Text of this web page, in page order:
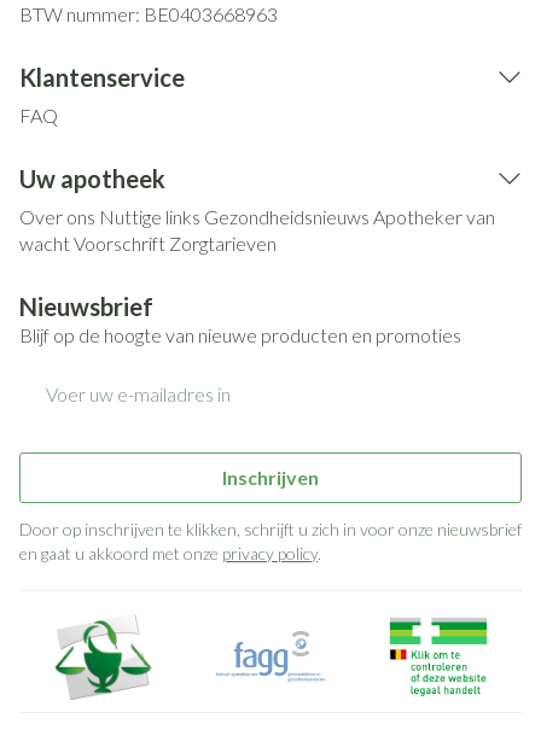
BTW nummer: BE0403668963
Klantenservice
FAQ
Uw apotheek
Over ons Nuttige links Gezondheidsnieuws Apotheker van
wachtVoorschrift Zorgtarieven
Nieuwsbrief
Blijf op de hoogte van nieuwe producten en promoties
Inschrijven
Door op inschrijven te klikken, schrijft u zich in voor onze nieuwsbrief
en gaat u akkoord met onze privacy policy.